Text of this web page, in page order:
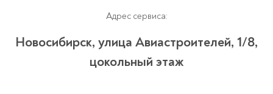
Адрес сервиса:
Новосибирск, улица Авиастроителей, 1/8,
цокольный этаж